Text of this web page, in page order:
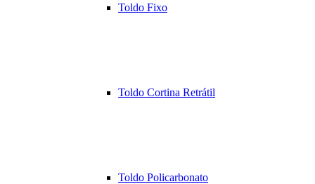
Toldo Fixo
Toldo Cortina Retrátil
Toldo Policarbonato